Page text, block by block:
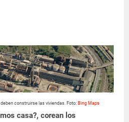
construirse las viviendas. Foto: Bing Maps
casa?, corean los